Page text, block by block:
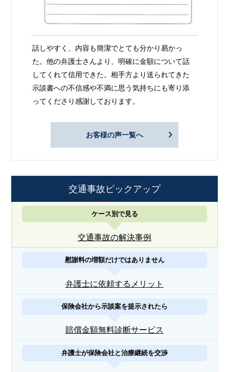
話しやすく、内容も簡潔でとても分かり易かっ
た。他の弁護士さんより、明確に金額について話
してくれて信用できた。相手方より送られてきた
示談書への不信感や不満に思う気持ちにも寄り添
ってくださり感謝しております。
お客様の声一覧へ
交通事故ピックアップ
ケース別で見る
交通事故の解決事例
慰謝料の増額だけではありません
弁護士に依頼するメリット
保険会社から示談案を提示されたら
賠償金額無料診断サービス
弁護士が保険会社と治療継続を交渉